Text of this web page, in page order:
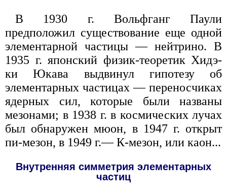
В 1930 г. Вольфганг Паули
предположил существование еще одной
элементарной частицы — нейтрино. В
1935 г. японский физик-теоретик Хидэ-
ки Юкава выдвинул гипотезу об
элементарных частицах — переносчиках
ядерных сил, которые были названы
мезонами; в 1938 г. в космических лучах
был обнаружен мюон, в 1947 г. открыт
пи-мезон, в 1949 г.— К-мезон, или каон...
Внутренняя симметрия элементарных
частиц